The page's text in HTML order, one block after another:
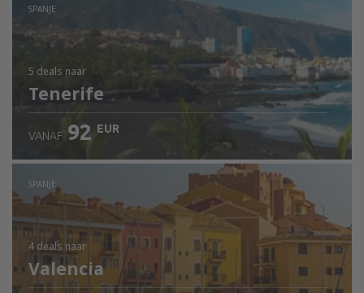
SPANJE
5 deals naar
Tenerife
VANAF 92 EUR
SPANJE
4 deals naar
Valencia